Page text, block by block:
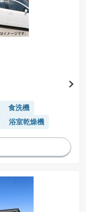
食洗機
浴室乾燥機